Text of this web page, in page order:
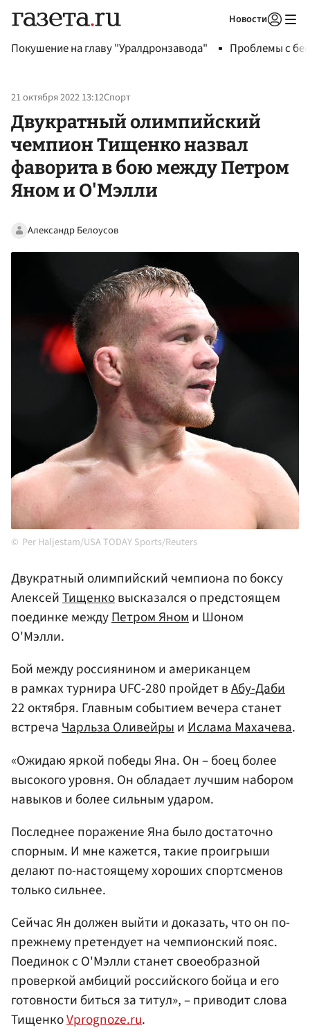
Новости
Покушение на главу "Уралдронзавода" Проблемы с
21 октября 2022 13:12Спорт
Двукратный олимпийский
чемпион Тищенко назвал
фаворита в бою между Петром
Яном и О'Мэлли
Александр Белоусов
Per Haljestam/USA TODAY Sports/Reuters
Двукратный олимпийский чемпиона по боксу
АлексейТищенковысказался о предстоящем
поединке междуПетром Яноми Шоном
О'Мэлли.
Бой между россиянином и американцем
в рамках турнира UFC-280 пройдет вАбу-Даби
22 октября. Главным событием вечера станет
встречаЧарльза ОливейрыиИслама Махачева.
«Ожидаю яркой победы Яна. Он – боец более
высокого уровня. Он обладает лучшим набором
навыков и более сильным ударом.
Последнее поражение Яна было достаточно
спорным. И мне кажется, такие проигрыши
делают по-настоящему хороших спортсменов
только сильнее.
Сейчас Ян должен выйти и доказать, что он по-
прежнему претендует на чемпионский пояс.
Поединок с О'Мэлли станет своеобразной
проверкой амбиций российского бойца и его
готовности биться за титул», – приводит слова
ТищенкоVprognoze.ru.